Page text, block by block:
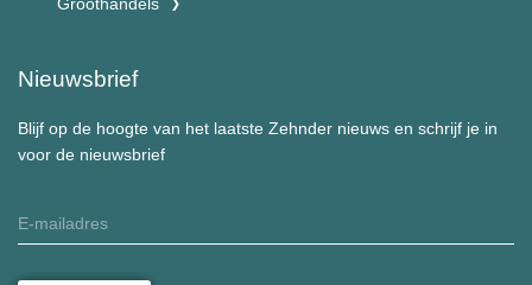
Nieuwsbrief
Blijf op de hoogte van het laatste Zehnder nieuws en schrijf je in
voor de nieuwsbrief